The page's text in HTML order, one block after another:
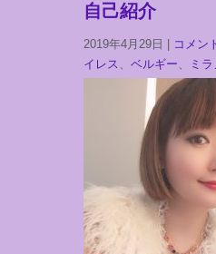
自己紹介
2019年4月29日 コメン
イレス、 ベルギー、 ミラ